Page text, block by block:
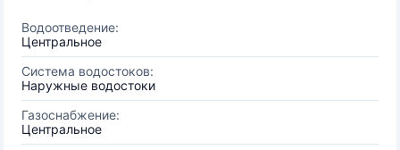
Водоотведение:
Центральное
Система водостоков:
Наружные водостоки
Газоснабжение:
Центральное